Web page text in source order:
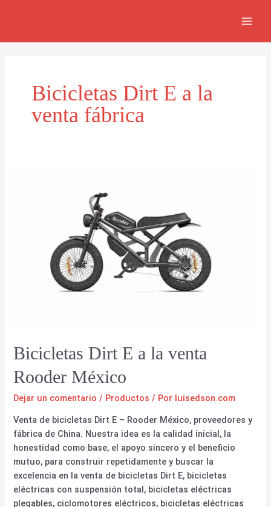
Bicicletas Dirt E a la
venta fábrica
Bicicletas Dirt E a la venta
Rooder México
Dejar un comentario / Productos / Por luisedson.com
Venta de bicicletas Dirt E – Rooder México, proveedores y
fábrica de China. Nuestra idea es la calidad inicial, la
honestidad como base, el apoyo sincero y el beneficio
mutuo, para construir repetidamente y buscar la
excelencia en la venta de bicicletas Dirt E, bicicletas
eléctricas con suspensión total, bicicletas eléctricas
plegables, ciclomotores eléctricos, bicicletas eléctricas